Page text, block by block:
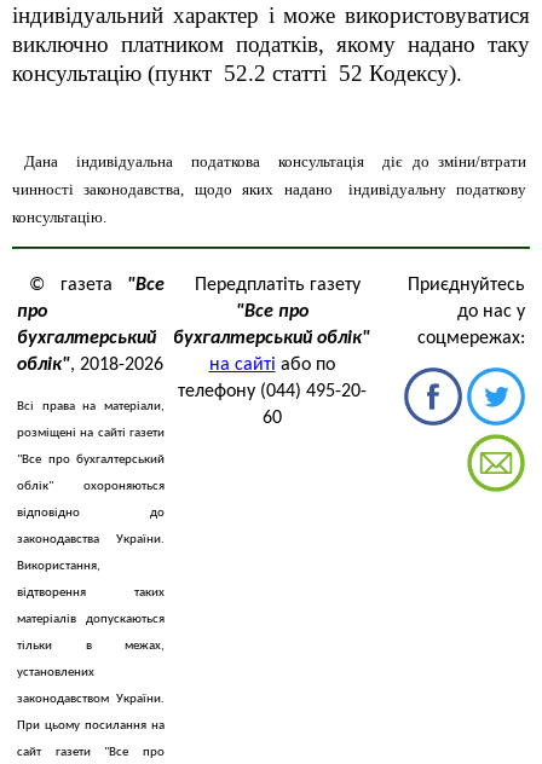
індивідуальний характер і може використовуватися
виключно платником податків, якому надано таку
консультацію (пункт 52.2 статті 52 Кодексу).
Дана індивідуальна податкова консультація діє до зміни/втрати
чинності законодавства, щодо яких надано індивідуальну податкову
консультацію.
© газета "Все
про
бухгалтерський
облік", 2018-2026
Всі права на матеріали,
розміщені на сайті газети
"Все про бухгалтерський
облік" охороняються
відповідно до
законодавства України.
Використання,
відтворення таких
матеріалів допускаються
тільки в межах,
установлених
законодавством України.
При цьому посилання на
сайт газети "Все про
Передплатіть газету
"Все про
бухгалтерський облік"
на сайті або по
телефону (044) 495-20-
60
Приєднуйтесь
до нас у
соцмережах: